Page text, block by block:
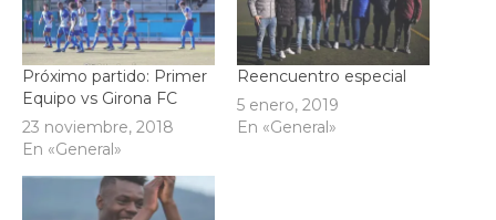
Próximo partido: Primer
Equipo vs Girona FC
23 noviembre, 2018
En «General»
Reencuentro especial
5 enero, 2019
En «General»